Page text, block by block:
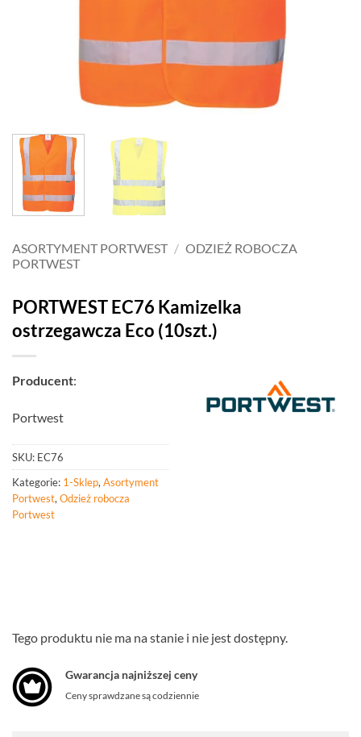
ASORTYMENT PORTWEST / ODZIEŻ ROBOCZA
PORTWEST
PORTWEST EC76 Kamizelka
ostrzegawcza Eco (10szt.)
Producent:
Portwest
SKU: EC76
Kategorie: 1-Sklep, Asortyment
Portwest, Odzież robocza
Portwest
Tego produktu nie ma na stanie i nie jest dostępny.
Gwarancja najniższej ceny
Ceny sprawdzane są codziennie